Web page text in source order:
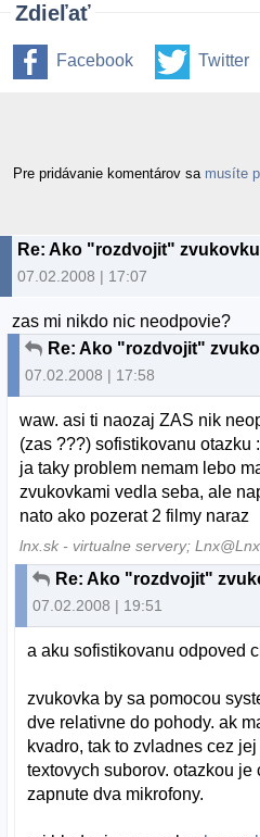
Zdieľať
Facebook Twitter
Pre pridávanie komentárov sa musíte
Re: Ako "rozdvojit"
07.02.2008 | 17:07
zas mi nikdo nic neodpovie?
Re: Ako "rozdvojit"
07.02.2008 | 17:58
waw. asi ti naozaj ZAS nik
(zas ???) sofistikovanu otazku
ja taky problem nemam lebo
zvukovkami vedla seba, ale
nato ako pozerat 2 filmy naraz
lnx.sk - virtualne servery;
Re: Ako "rozdvojit"
07.02.2008 | 19:51
a aku sofistikovanu odpoved
zvukovka by sa pomocou
dve relativne do pohody. ak
kvadro, tak to zvladnes cez
textovych suborov. otazkou
zapnute dva mikrofony.